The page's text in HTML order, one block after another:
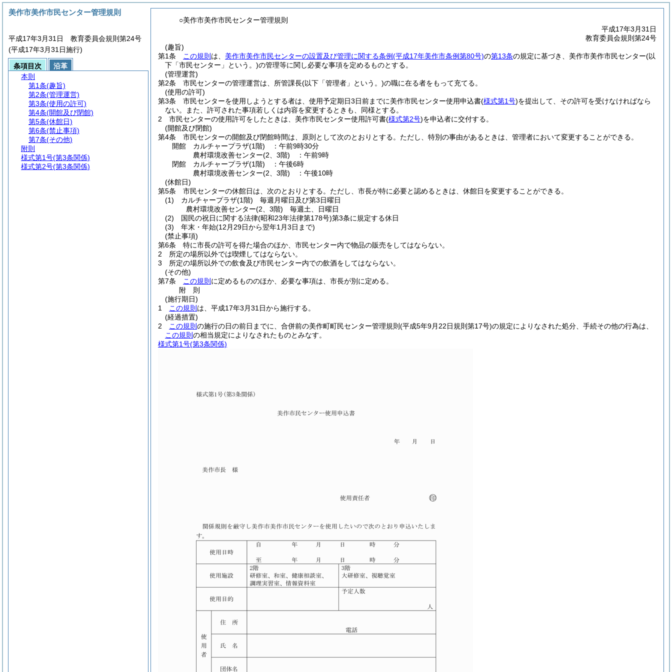
○美作市美作市民センター管理規則
平成17年3月31日
教育委員会規則第24号
(趣旨)
第1条
この規則 は、 美作市美作市民センターの設置及び管理に関する条例(平成17年美作市条例第80号)の第13条の規定に基づき、美作市美作市民センター(以
下「市民センター」という。)の管理等に関し必要な事項を定めるものとする。
(管理運営)
第2条
市民センターの管理運営は、所管課長(以下「管理者」という。)の職に在る者をもって充てる。
(使用の許可)
第3条
市民センターを使用しようとする者は、使用予定期日3日前までに美作市民センター使用申込書(様式第1号)を提出して、その許可を受けなければなら
ない。
また、許可された事項若しくは内容を変更するときも、同様とする。
2
市民センターの使用許可をしたときは、美作市民センター使用許可書(様式第2号)を申込者に交付する。
(開館及び閉館)
第4条
市民センターの開館及び閉館時間は、原則として次のとおりとする。 ただし、特別の事由があるときは、管理者において変更することができる。
開館 カルチャープラザ(1階) ：午前9時30分
農村環境改善センター(2、3階) ：午前9時
閉館 カルチャープラザ(1階) ：午後6時
農村環境改善センター(2、3階) ：午後10時
(休館日)
第5条
市民センターの休館日は、次のとおりとする。 ただし、市長が特に必要と認めるときは、休館日を変更することができる。
(1)
カルチャープラザ(1階) 毎週月曜日及び第3日曜日
農村環境改善センター(2、3階) 毎週土、日曜日
(2)
国民の祝日に関する法律(昭和23年法律第178号)第3条に規定する休日
(3)
年末・年始(12月29日から翌年1月3日まで)
(禁止事項)
第6条
特に市長の許可を得た場合のほか、市民センター内で物品の販売をしてはならない。
2
所定の場所以外では喫煙してはならない。
3
所定の場所以外での飲食及び市民センター内での飲酒をしてはならない。
(その他)
第7条
この規則 に定めるもののほか、必要な事項は、市長が別に定める。
附 則
(施行期日)
1
この規則 は、平成17年3月31日から施行する。
(経過措置)
2
この規則 の施行の日の前日までに、合併前の美作町町民センター管理規則 (平成5年9月22日規則第17号)の規定によりなされた処分、手続その他の行為は、
この規則 の相当規定によりなされたものとみなす。
様式第1号(第3条関係)
美作市美作市民センター管理規則
平成17年3月31日 教育委員会規則第24号
(平成17年3月31日施行)
条項目次
沿革
本則
第1条(趣旨)
第2条(管理運営)
第3条(使用の許可)
第4条(開館及び閉館)
第5条(休館日)
第6条(禁止事項)
第7条(その他)
附則
様式第1号(第3条関係)
様式第2号(第3条関係)